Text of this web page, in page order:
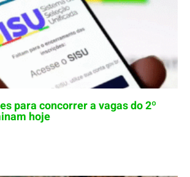
para concorrer a vagas do 2º
hoje